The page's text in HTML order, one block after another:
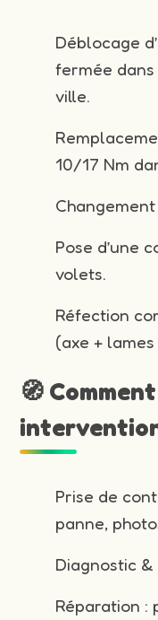
Déblocage
fermée
ville.
10/17 Nm
Pose d’une
volets.
Réfection
(axe +
🧭
Prise de
panne,
Diagnostic
Réparation :